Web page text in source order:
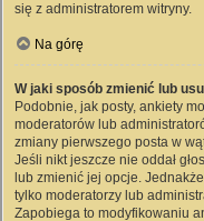
się z administratorem witryny.
Na górę
W jaki sposób zmienić lub
Podobnie, jak posty, ankiety
moderatorów lub
zmiany pierwszego posta w
Jeśli nikt jeszcze nie oddał
lub zmienić jej opcje.
tylko moderatorzy lub
Zapobiega to modyfikowaniu